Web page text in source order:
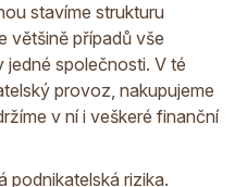
stavíme strukturu
většině případů vše
jedné společnosti. V té
provoz, nakupujeme
v ní i veškeré finanční
podnikatelská rizika.